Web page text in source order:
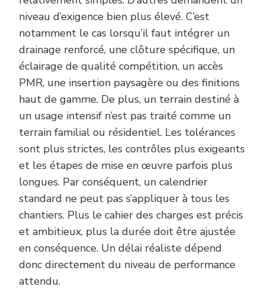
niveau d’exigence bien plus élevé. C’est
notamment le cas lorsqu’il faut intégrer un
drainage renforcé, une clôture spécifique, un
éclairage de qualité compétition, un accès
PMR, une insertion paysagère ou des finitions
haut de gamme. De plus, un terrain destiné à
un usage intensif n’est pas traité comme un
terrain familial ou résidentiel. Les tolérances
sont plus strictes, les contrôles plus exigeants
et les étapes de mise en œuvre parfois plus
longues. Par conséquent, un calendrier
standard ne peut pas s’appliquer à tous les
chantiers. Plus le cahier des charges est précis
et ambitieux, plus la durée doit être ajustée
en conséquence. Un délai réaliste dépend
donc directement du niveau de performance
attendu.